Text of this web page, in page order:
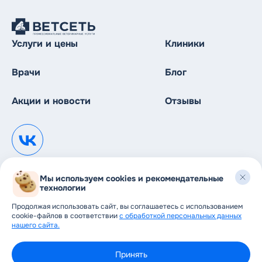
Услуги и цены Клиники
Врачи Блог
Акции и новости Отзывы
© 1999—2026
ООО Сеть Ветеринарных клиник mail@vetseti.ru
Ветеринарные услуги: терапия, хирургия,
травматология, УЗИ, лабораторная диагностика,
регистрация животных, вакцинация животных.
Политика конфиденциальности
Мы используем cookies и рекомендательные
технологии
Продолжая использовать сайт, вы соглашаетесь с использованием
cookie-файлов в соответствиис обработкой персональных данных
нашего сайта.
Принять